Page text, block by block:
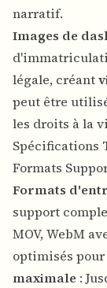
narratif.
Images de
légale, créant
peut être
les droits à la
Spécifications
Formats
Formats
support
MOV, WebM
optimisés
maximale :